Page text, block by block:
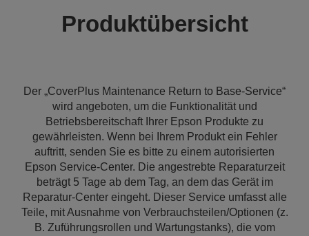
Produktübersicht
Der „CoverPlus Maintenance Return to Base-Service“
wird angeboten, um die Funktionalität und
Betriebsbereitschaft Ihrer Epson Produkte zu
gewährleisten. Wenn bei Ihrem Produkt ein Fehler
auftritt, senden Sie es bitte zu einem autorisierten
Epson Service-Center. Die angestrebte Reparaturzeit
beträgt 5 Tage ab dem Tag, an dem das Gerät im
Reparatur-Center eingeht. Dieser Service umfasst alle
Teile, mit Ausnahme von Verbrauchsteilen/Optionen (z.
B. Zuführungsrollen und Wartungstanks), die vom